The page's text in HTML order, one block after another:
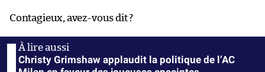
Contagieux, avez-vous dit ?
Christy Grimshaw applaudit la politique de l’AC